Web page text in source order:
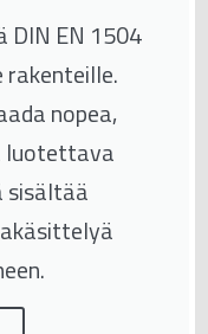
DIN EN 1504
rakenteille.
nopea,
luotettava
sisältää